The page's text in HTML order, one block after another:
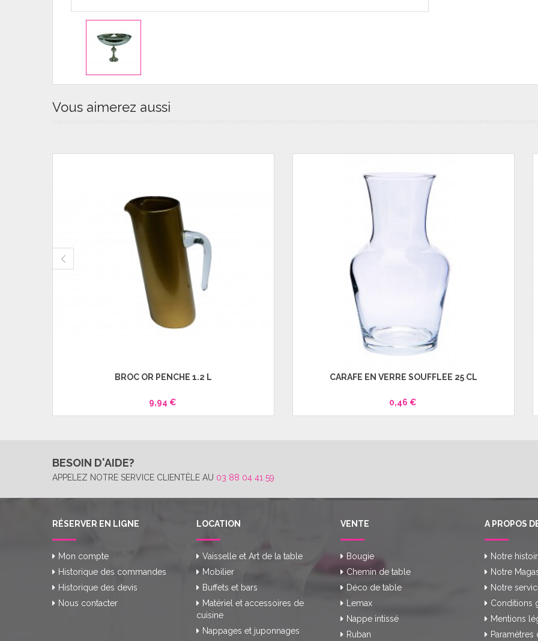
Vous aimerez aussi
BROC OR PENCHÉ 1.2 L
9,94 €
CARAFE EN VERRE SOUFFLÉE 25 CL
0,46 €
BESOIN D'AIDE?
APPELEZ NOTRE SERVICE CLIENTÈLE AU 03 88 04 41 59
RÉSERVER EN LIGNE
Mon compte
Historique des commandes
Historique des devis
Nous contacter
LOCATION
Vaisselle et Art de la table
Mobilier
Buffets et bars
Matériel et accessoires de
cuisine
Nappages et juponnages
VENTE
Bougie
Chemin de table
Déco de table
Lemax
Nappe intissé
Ruban
A PROPOS
Notre
Notre
Notre
Conditions
Mentions